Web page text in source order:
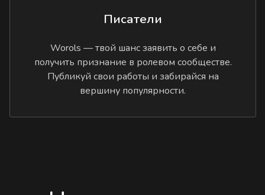
Писатели
Worols — твой шанс заявить о себе и
получить признание в ролевом сообществе.
Публикуй свои работы и забирайся на
вершину популярности.